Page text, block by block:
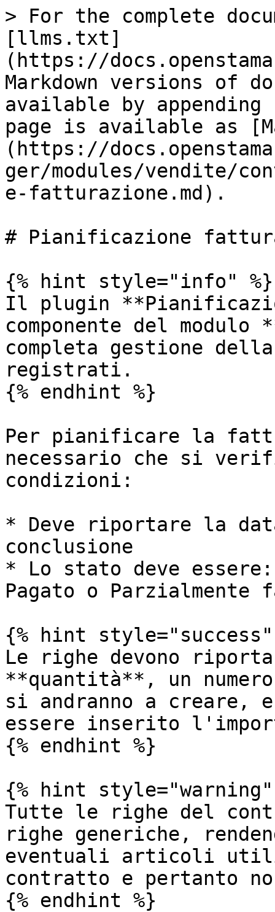
> For the complete
[llms.txt]
(https://
Markdown versions of
available by
page is available as
(https://
ger/modules/vendite/
e-fatturazione.md).
# Pianificazione
{% hint style="info" %}
Il plugin
componente del
completa gestione
registrati.
{% endhint %}
Per pianificare la
necessario che si
condizioni:
* Deve riportare la
conclusione
* Lo stato deve
Pagato o Parzialmente
{% hint style="success"
Le righe devono
**quantità**, un
si andranno a creare,
essere inserito
{% endhint %}
{% hint style="warning"
Tutte le righe del
righe generiche,
eventuali articoli
contratto e pertanto
{% endhint %}